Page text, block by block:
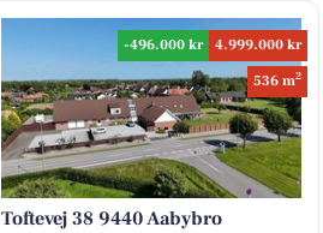
-496.000 kr
4.999.000 kr
536 m2
Toftevej 38 9440 Aabybro